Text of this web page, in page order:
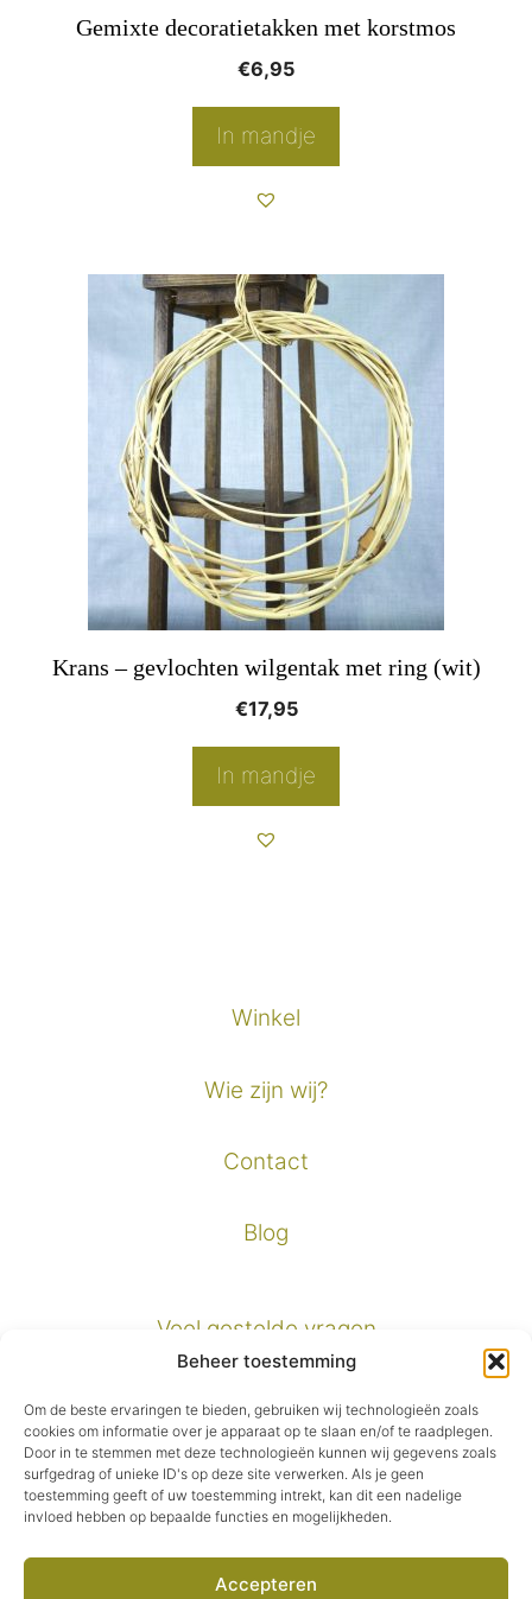
Beheer toestemming
Om de beste ervaringen te bieden, gebruiken wij technologieën zoals
cookies om informatie over je apparaat op te slaan en/of te raadplegen.
Door in te stemmen met deze technologieën kunnen wij gegevens zoals
surfgedrag of unieke ID's op deze site verwerken. Als je geen
toestemming geeft of uw toestemming intrekt, kan dit een nadelige
invloed hebben op bepaalde functies en mogelijkheden.
Accepteren
Gemixte decoratietakken met korstmos
€6,95
In mandje
Krans – gevlochten wilgentak met ring (wit)
€17,95
In mandje
Winkel
Wie zijn wij?
Contact
Blog
Veel gestelde vragen
Verzendinformatie
Privacybeleid